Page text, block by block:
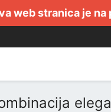
web stranica je na